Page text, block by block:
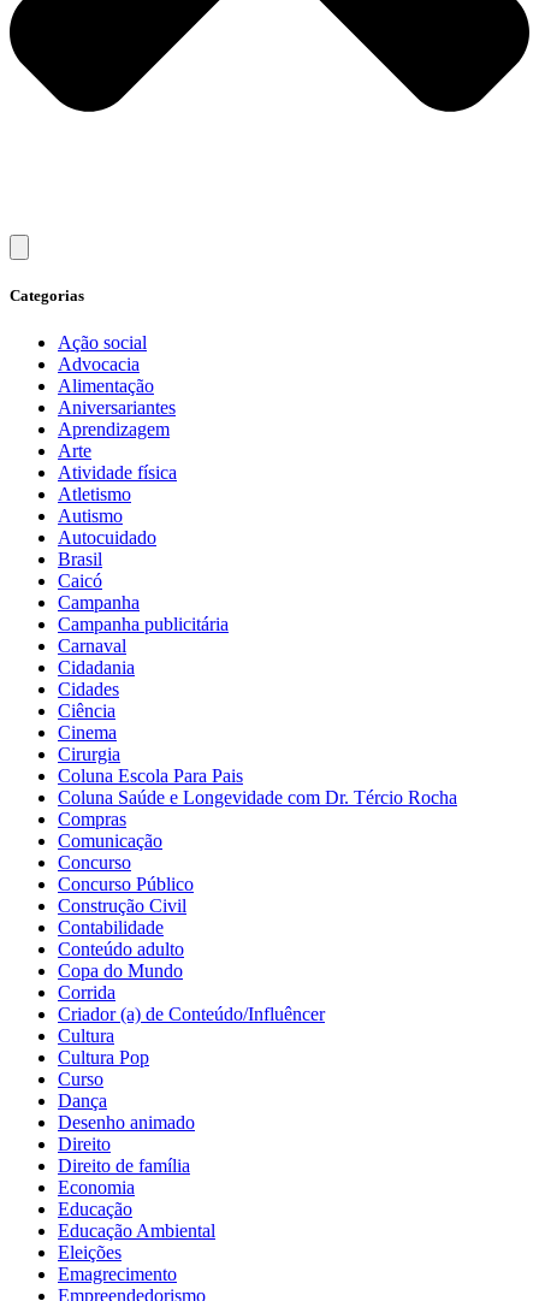
Categorias
Ação social
Advocacia
Alimentação
Aniversariantes
Aprendizagem
Arte
Atividade física
Atletismo
Autismo
Autocuidado
Brasil
Caicó
Campanha
Campanha publicitária
Carnaval
Cidadania
Cidades
Ciência
Cinema
Cirurgia
Coluna Escola Para Pais
Coluna Saúde e Longevidade com Dr. Tércio Rocha
Compras
Comunicação
Concurso
Concurso Público
Construção Civil
Contabilidade
Conteúdo adulto
Copa do Mundo
Corrida
Criador (a) de Conteúdo/Influêncer
Cultura
Cultura Pop
Curso
Dança
Desenho animado
Direito
Direito de família
Economia
Educação
Educação Ambiental
Eleições
Emagrecimento
Empreendedorismo